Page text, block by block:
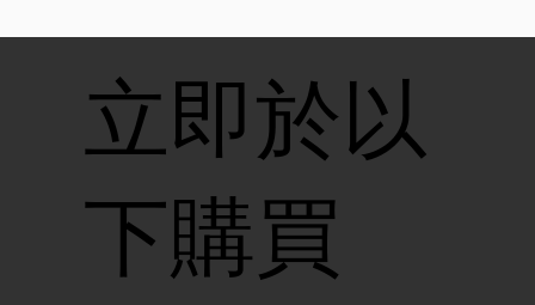
立即於以
下購買